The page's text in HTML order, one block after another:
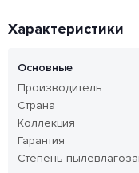
Характеристики
Основные
Производитель
Страна
Коллекция
Гарантия
Степень